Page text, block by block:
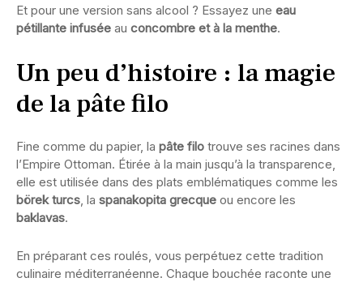
Et pour une version sans alcool ? Essayez une eau
pétillante infusée au concombre et à la menthe.
Un peu d’histoire : la magie
de la pâte filo
Fine comme du papier, la pâte filo trouve ses racines dans
l’Empire Ottoman. Étirée à la main jusqu’à la transparence,
elle est utilisée dans des plats emblématiques comme les
börek turcs , la spanakopita grecque ou encore les
baklavas.
En préparant ces roulés, vous perpétuez cette tradition
culinaire méditerranéenne. Chaque bouchée raconte une